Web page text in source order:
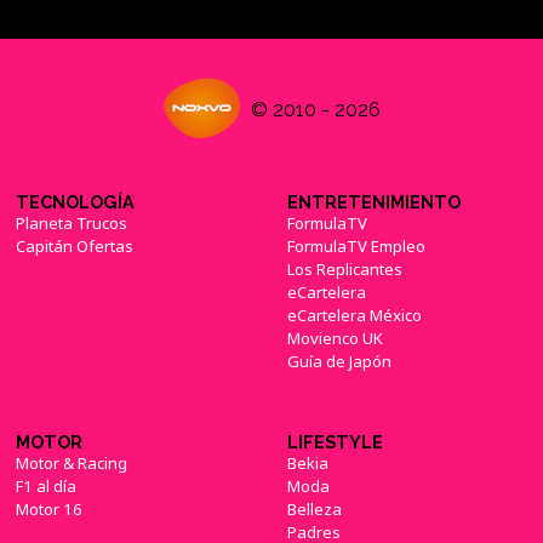
Las series Marvel de Disney+ tendrán muchas
'Marvel's Avengers' mostrará su primer
gameplay en la próxima Comic-Con
'Agentes de S.H.I.E.L.D.' terminará con la
(19/07/2019)
© 2010 - 2026
TECNOLOGÍA
Planeta Trucos
Capitán Ofertas
ENTRETENIMIENTO
FormulaTV
FormulaTV Empleo
Los Replicantes
eCartelera
eCartelera México
Movienco UK
Guía de Japón
MOTOR
Motor & Racing
F1 al día
Motor 16
LIFESTYLE
Bekia
Moda
Belleza
Padres